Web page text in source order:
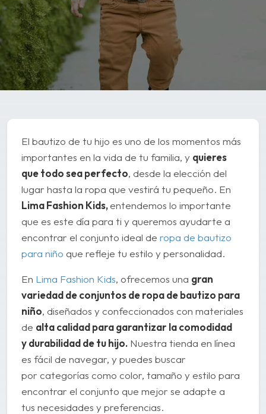
El bautizo de tu hijo es uno de los momentos más
importantes en la vida de tu familia, y quieres
que todo sea perfecto, desde la elección del
lugar hasta la ropa que vestirá tu pequeño. En
Lima Fashion Kids,entendemos lo importante
que es este día para ti y queremos ayudarte a
encontrar el conjunto ideal de ropa de bautizo
para niño que refleje tu estilo y personalidad.
En Lima Fashion Kids, ofrecemos una gran
variedad de conjuntos de ropa de bautizo para
niño, diseñados y confeccionados con materiales
de alta calidad para garantizar la comodidad
y durabilidad de tu hijo. Nuestra tienda en línea
es fácil de navegar, y puedes buscar
por categorías como color, tamaño y estilo para
encontrar el conjunto que mejor se adapte a
tus necesidades y preferencias.